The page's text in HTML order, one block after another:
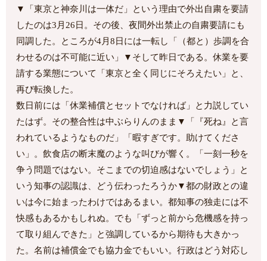
▼「東京と神奈川は一体だ」という理由で外出自粛を要請
したのは3月26日。その後、夜間外出禁止の自粛要請にも
同調した。ところが4月8日には一転し「（都と）歩調を合
わせるのは不可能に近い」▼そして昨日である。休業を要
請する業態について「東京と全く同じにそろえたい」と、
再び転換した。
数日前には「休業補償とセットでなければ」と力説してい
たはず。その整合性は中ぶらりんのまま▼「『死ね』と言
われているようなものだ」「暇すぎです。助けてくださ
い」。飲食店の断末魔のような叫びが響く。「一刻一秒を
争う問題ではない。そこまでの切迫感はないでしょう」と
いう知事の認識は、どう伝わったろうか▼都の財政との違
いは今に始まったわけではあるまい。都知事の独走には不
快感もあるかもしれぬ。でも「ずっと前から危機感を持っ
て取り組んできた」と強調しているから期待も大きかっ
た。名前は補償金でも協力金でもいい。行政はどう対応し